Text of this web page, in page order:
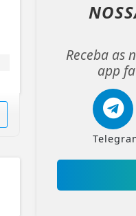
Receba as
app